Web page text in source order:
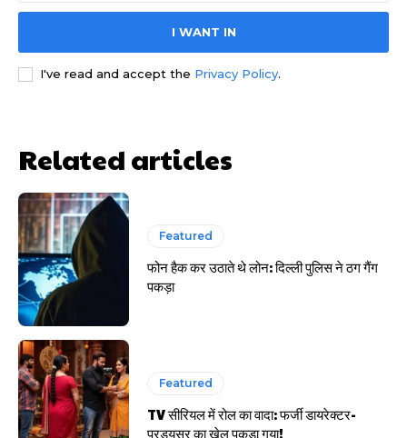
HIGHLIGHT
I WANT IN
I've read and accept the Privacy Policy.
Related articles
Featured
फोन हैक कर उठाते थे लोन: दिल्ली पुलिस ने ठग गैंग
पकड़ा
Featured
TV सीरियल में रोल का वादा: फर्जी डायरेक्टर-
प्रड्यूसर का खेल पकड़ा गया!